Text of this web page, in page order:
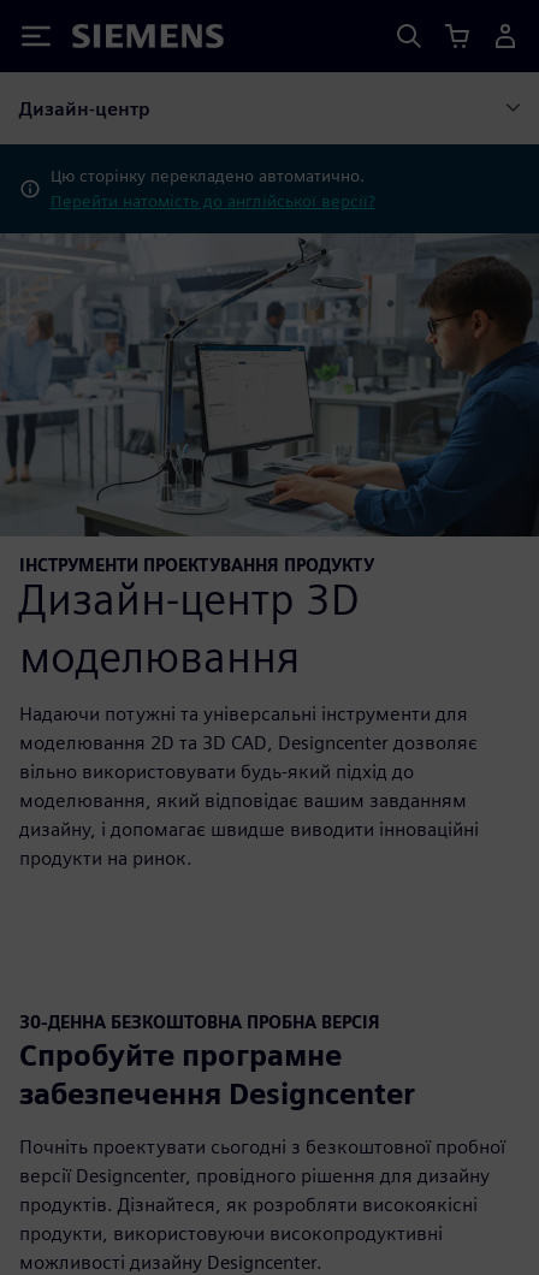
Siemens
Дизайн-центр
Цю сторінку перекладено автоматично.
Перейти натомість до англійської версії?
ІНСТРУМЕНТИ ПРОЕКТУВАННЯ ПРОДУКТУ
Дизайн-центр 3D
моделювання
Надаючи потужні та універсальні інструменти для
моделювання 2D та 3D CAD, Designcenter дозволяє
вільно використовувати будь-який підхід до
моделювання, який відповідає вашим завданням
дизайну, і допомагає швидше виводити інноваційні
продукти на ринок.
30-ДЕННА БЕЗКОШТОВНА ПРОБНА ВЕРСІЯ
Спробуйте програмне
забезпечення Designcenter
Почніть проектувати сьогодні з безкоштовної пробної
версії Designcenter, провідного рішення для дизайну
продуктів. Дізнайтеся, як розробляти високоякісні
продукти, використовуючи високопродуктивні
можливості дизайну Designcenter.